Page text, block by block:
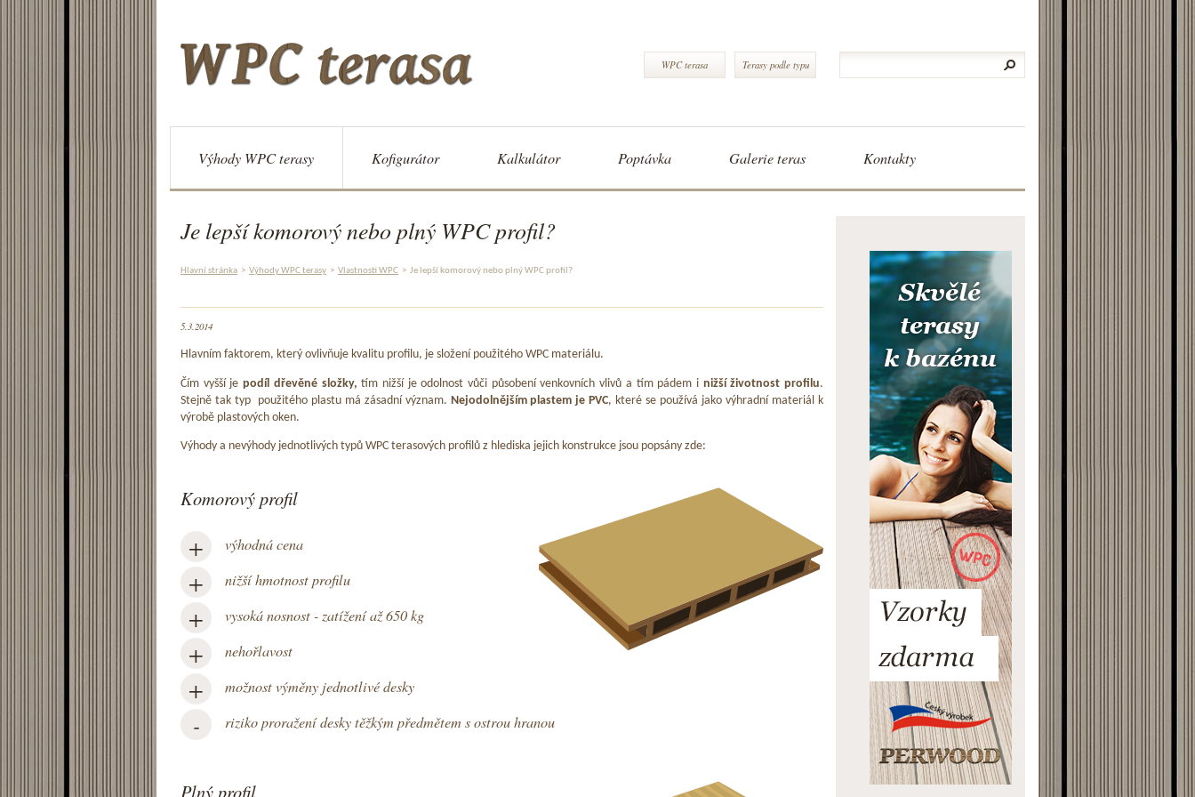
WPC terasa Terasy podle typu
Výhody WPC terasy Kofigurátor Kalkulátor Poptávka Galerie teras Kontakty
Je lepší komorový nebo plný WPC profil?
Hlavní stránka > Výhody WPC terasy > Vlastnosti WPC > Je lepší komorový nebo plný WPC profil?
5.3.2014
Hlavním faktorem, který ovlivňuje kvalitu profilu, je složení použitého WPC materiálu.
Čím vyšší jepodíl dřevěné složky, tím nižší je odolnost vůči působení venkovních vlivů a tím pádem i nižší životnost profilu.
Stejně tak typ použitého plastu má zásadní význam. Nejodolnějším plastem je PVC, které se používá jako výhradní materiál k
výrobě plastových oken.
Výhody a nevýhody jednotlivých typů WPC terasových profilů z hlediska jejich konstrukce jsou popsány zde:
Komorový profil
+ výhodná cena
+ nižší hmotnost profilu
+ vysoká nosnost - zatížení až 650 kg
+ nehořlavost
+ možnost výměny jednotlivé desky
- riziko proražení desky těžkým předmětem s ostrou hranou
Plný profil